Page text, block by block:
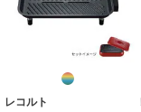
原産国
レコルト